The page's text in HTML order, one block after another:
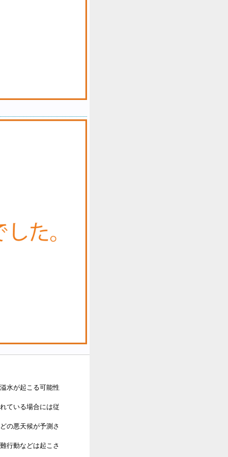
水が起こる可能性
ている場合には従
の悪天候が予測さ
行動などは起こさ